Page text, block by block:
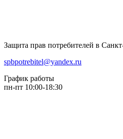
Защита прав потребителей в
spbpotrebitel@yandex.ru
График работы
пн-пт 10:00-18:30